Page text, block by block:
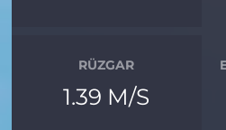
RÜZGAR
1.39 M/S